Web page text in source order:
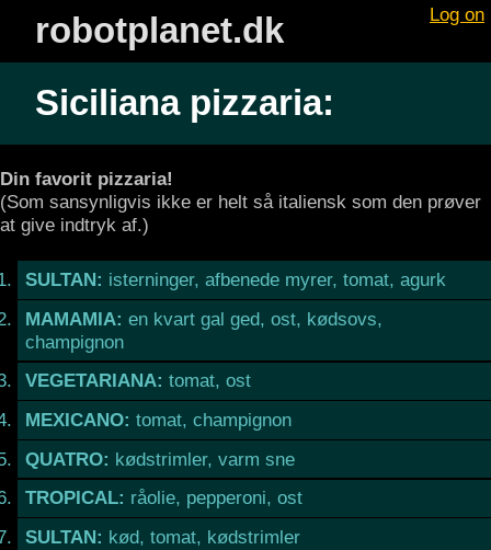
Log on
robotplanet.dk
Siciliana pizzaria:
Din favorit pizzaria!
(Som sansynligvis ikke er helt så italiensk som den prøver
at give indtryk af.)
SULTAN: isterninger, afbenede myrer, tomat, agurk
MAMAMIA: en kvart gal ged, ost, kødsovs,
champignon
VEGETARIANA: tomat, ost
MEXICANO: tomat, champignon
QUATRO: kødstrimler, varm sne
TROPICAL: råolie, pepperoni, ost
SULTAN: kød, tomat, kødstrimler